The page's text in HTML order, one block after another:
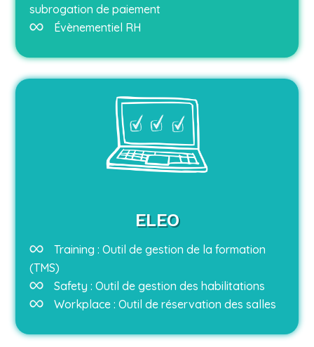
subrogation de paiement
Évènementiel RH
ELEO
Training : Outil de gestion de la formation
(TMS)
Safety : Outil de gestion des habilitations
Workplace : Outil de réservation des salles